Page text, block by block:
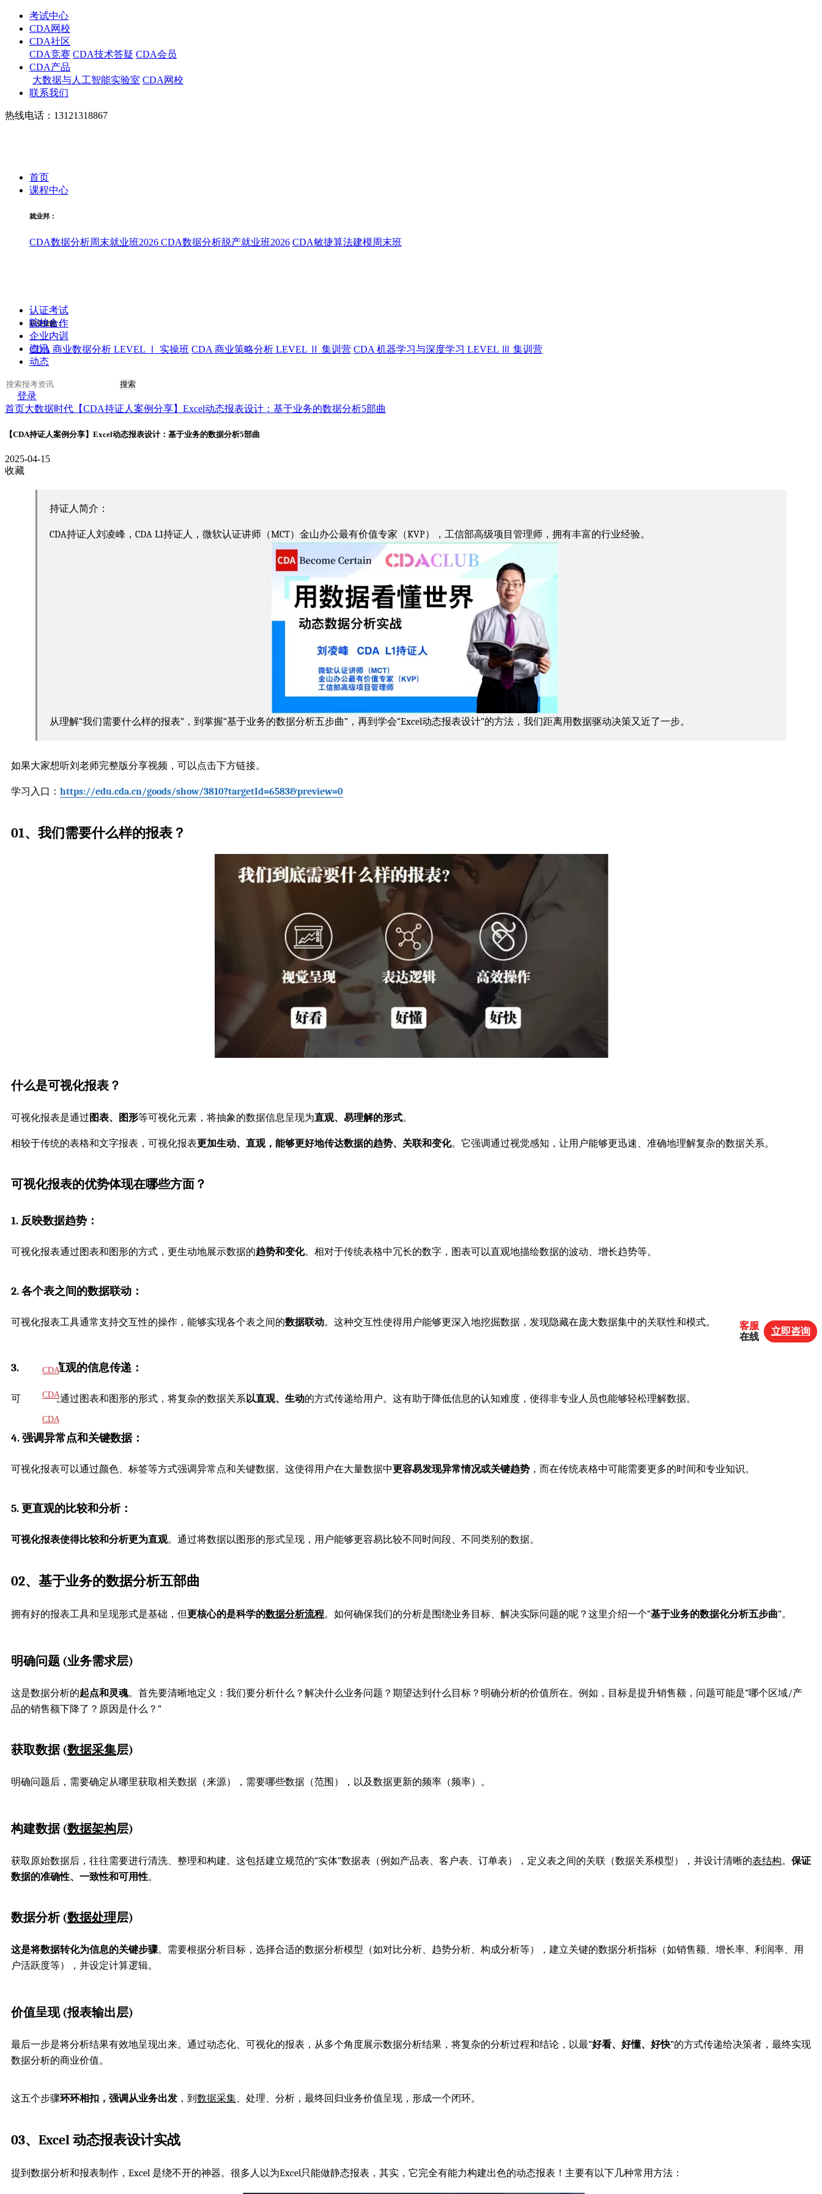
考试中心
CDA网校
CDA社区
CDA竞赛 CDA技术答疑 CDA会员
CDA产品
大数据与人工智能实验室 CDA网校
联系我们
热线电话：13121318867
首页
课程中心
就业邦：
CDA数据分析周末就业班2026 CDA数据分析脱产就业班2026 CDA敏捷算法建模周末班
职业技能：
CDA 商业数据分析 LEVEL Ⅰ 实操班 CDA 商业策略分析 LEVEL Ⅱ 集训营 CDA 机器学习与深度学习 LEVEL Ⅲ 集训营
认证考试
院校合作
企业内训
资讯
动态
搜索
登录
首页大数据时代 【CDA持证人案例分享】Excel动态报表设计：基于业务的数据分析5部曲
【CDA持证人案例分享】Excel动态报表设计：基于业务的数据分析5部曲
2025-04-15
收藏
持证人简介：
CDA持证人刘凌峰，CDA L1持证人，微软认证讲师（MCT）金山办公最有价值专家（KVP），工信部高级项目管理师，拥有丰富的行业经验。
从理解“我们需要什么样的报表”，到掌握“基于业务的数据分析五步曲”，再到学会“Excel动态报表设计”的方法，我们距离用数据驱动决策又近了一步。
如果大家想听刘老师完整版分享视频，可以点击下方链接。
学习入口： https://edu.cda.cn/goods/show/3810?targetId=6583&preview=0
01、我们需要什么样的报表？
什么是可视化报表？
可视化报表是通过 图表、图形等可视化元素，将抽象的数据信息呈现为直观、易理解的形式。
相较于传统的表格和文字报表，可视化报表更加生动、直观，能够更好地传达数据的趋势、关联和变化。它强调通过视觉感知，让用户能够更迅速、准确地理解复杂的数据关系。
可视化报表的优势体现在哪些方面？
1. 反映数据趋势：
可视化报表通过图表和图形的方式，更生动地展示数据的趋势和变化。相对于传统表格中冗长的数字，图表可以直观地描绘数据的波动、增长趋势等。
2. 各个表之间的数据联动：
可视化报表工具通常支持交互性的操作，能够实现各个表之间的数据联动。这种交互性使得用户能够更深入地挖掘数据，发现隐藏在庞大数据集中的关联性和模式。
3. 提供更直观的信息传递：
可视化报表通过图表和图形的形式，将复杂的数据关系以直观、生动的方式传递给用户。这有助于降低信息的认知难度，使得非专业人员也能够轻松理解数据。
4. 强调异常点和关键数据：
可视化报表可以通过颜色、标签等方式强调异常点和关键数据。这使得用户在大量数据中更容易发现异常情况或关键趋势 ，而在传统表格中可能需要更多的时间和专业知识。
5. 更直观的比较和分析：
可视化报表使得比较和分析更为直观。通过将数据以图形的形式呈现，用户能够更容易比较不同时间段、不同类别的数据。
02、基于业务的数据分析五部曲
拥有好的报表工具和呈现形式是基础，但更核心的是科学的数据分析流程。如何确保我们的分析是围绕业务目标、解决实际问题的呢？这里介绍一个“基于业务的数据化分析五步曲”。
明确问题 (业务需求层)
这是数据分析的起点和灵魂。首先要清晰地定义：我们要分析什么？解决什么业务问题？期望达到什么目标？明确分析的价值所在。例如，目标是提升销售额，问题可能是“哪个区域/产
品的销售额下降了？原因是什么？”
获取数据 (数据采集层)
明确问题后，需要确定从哪里获取相关数据（来源），需要哪些数据（范围），以及数据更新的频率（频率）。
构建数据 (数据架构层)
获取原始数据后，往往需要进行清洗、整理和构建。这包括建立规范的“实体”数据表（例如产品表、客户表、订单表），定义表之间的关联（数据关系模型），并设计清晰的表结构。 保证
数据的准确性、一致性和可用性。
数据分析 (数据处理层)
这是将数据转化为信息的关键步骤。需要根据分析目标，选择合适的数据分析模型（如对比分析、趋势分析、构成分析等），建立关键的数据分析指标（如销售额、增长率、利润率、用
户活跃度等），并设定计算逻辑。
价值呈现 (报表输出层)
最后一步是将分析结果有效地呈现出来。通过动态化、可视化的报表，从多个角度展示数据分析结果，将复杂的分析过程和结论，以最“好看、好懂、好快”的方式传递给决策者，最终实现
数据分析的商业价值。
这五个步骤环环相扣，强调从业务出发 ，到 数据采集、处理、分析，最终回归业务价值呈现，形成一个闭环。
03、Excel 动态报表设计实战
提到数据分析和报表制作，Excel 是绕不开的神器。很多人以为Excel只能做静态报表，其实，它完全有能力构建出色的动态报表！主要有以下几种常用方法：
CDA
教材
CDA
题库
CDA
大纲
客服
在线
立即咨询
客服
在线
立即咨询